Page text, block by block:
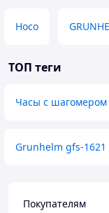
Hoco
ТОП теги
Часы с
Grunhelm gfs-1621
Покупателям